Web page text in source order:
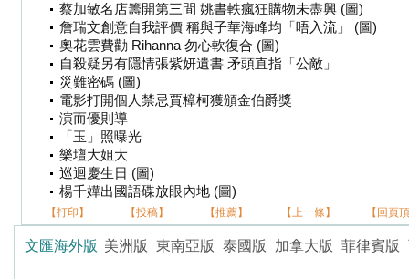
蔡加敏名店籌開第三間 姚書軼瘋狂購物未盡興 (圖)
詹瑞文創意自我評價 稱與子華海峰均「唔入流」 (圖)
奧花雲費勸 Rihanna 勿心軟復合 (圖)
自殺疑另有隱情張紫妍遺書 矛頭直指「公敵」
災難密碼 (圖)
電影打開個人禁忌賈樟柯獲頒金伯爵獎
演而優則導
「玉」照曝光
樂壇大姐大
巡迴慶生日 (圖)
楊千嬅出國語碟放眼內地 (圖)
【打印】 【投稿】 【推薦】 【上一條】 【回頁
文匯海外版 美洲版 東南亞版 泰國版 加拿大版 菲律賓版